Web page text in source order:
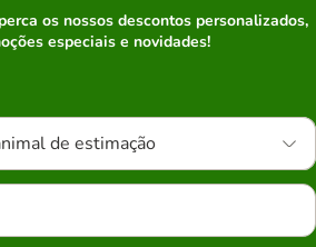
os nossos descontos personalizados,
especiais e novidades!
de estimação